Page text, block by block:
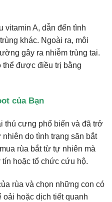
vitamin A, dẫn đến tình
khác. Ngoài ra, môi
gây ra nhiễm trùng tai.
được điều trị bằng
của Bạn
thú cưng phổ biến và đã trở
do tình trạng săn bắt
rùa bắt từ tự nhiên mà
tín hoặc tổ chức cứu hộ.
rùa và chọn những con có
hoặc dịch tiết quanh